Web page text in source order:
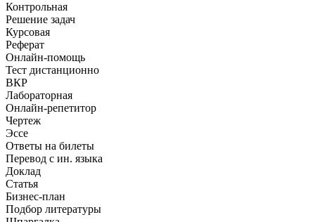
Контрольная
Решение задач
Курсовая
Реферат
Онлайн-помощь
Тест дистанционно
ВКР
Лабораторная
Онлайн-репетитор
Чертеж
Эссе
Ответы на билеты
Перевод с ин. языка
Доклад
Статья
Бизнес-план
Подбор литературы